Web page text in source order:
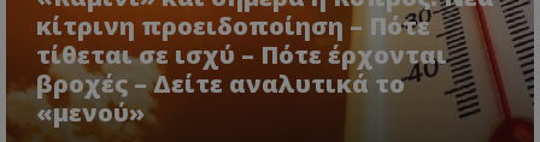
κίτρινη προειδοποίηση – Πότε
τίθεται σε ισχύ – Πότε έρχονται
βροχές – Δείτε αναλυτικά το
«μενού»